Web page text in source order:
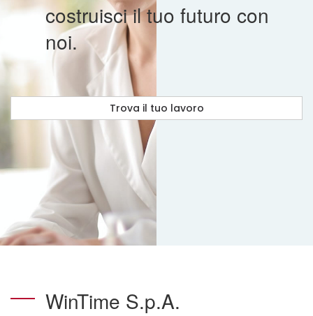
costruisci il tuo futuro con
noi.
Trova il tuo lavoro
WinTime S.p.A.